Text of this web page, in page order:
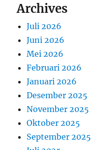
Archives
Juli 2026
Juni 2026
Mei 2026
Februari 2026
Januari 2026
Desember 2025
November 2025
Oktober 2025
September 2025